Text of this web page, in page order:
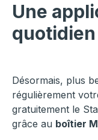
Une
quotidien
Désormais, plus
régulièrement
gratuitement le
grâce au boîtier